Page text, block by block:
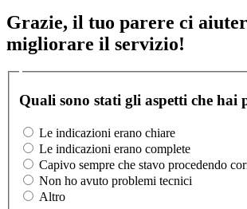
Grazie, il tuo parere ci
migliorare il servizio!
Quali sono stati gli aspetti che hai
Le indicazioni erano chiare
Le indicazioni erano complete
Capivo sempre che stavo procedendo
Non ho avuto problemi tecnici
Altro